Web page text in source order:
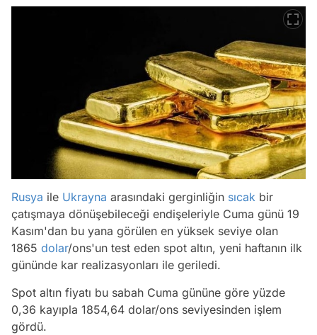
Rusya ile Ukrayna arasındaki gerginliğin sıcak bir
çatışmaya dönüşebileceği endişeleriyle Cuma günü 19
Kasım'dan bu yana görülen en yüksek seviye olan
1865 dolar/ons'un test eden spot altın, yeni haftanın ilk
gününde kar realizasyonları ile geriledi.
Spot altın fiyatı bu sabah Cuma gününe göre yüzde
0,36 kayıpla 1854,64 dolar/ons seviyesinden işlem
gördü.